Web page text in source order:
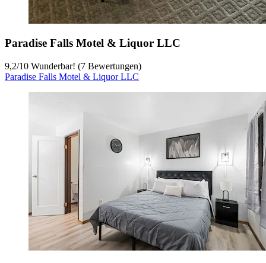
Paradise Falls Motel & Liquor LLC
9,2/10 Wunderbar! (7 Bewertungen)
Paradise Falls Motel & Liquor LLC